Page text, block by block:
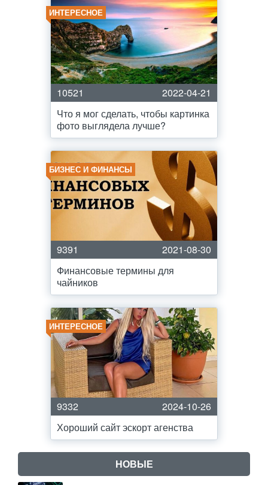
ИНТЕРЕСНОЕ
10521
2022-04-21
Что я мог сделать, чтобы картинка
фото выглядела лучше?
БИЗНЕС И ФИНАНСЫ
9391
2021-08-30
Финансовые термины для
чайников
ИНТЕРЕСНОЕ
9332
2024-10-26
Хороший сайт эскорт агенства
НОВЫЕ